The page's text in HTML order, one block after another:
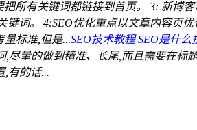
所有关键词都链接到首页。 3: 新博
词。 4:SEO优化重点以文章内容页
量标准,但是...SEO技术教程 SEO是什么
尽量的做到精准、长尾,而且需要在标
,有的话...